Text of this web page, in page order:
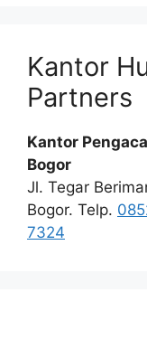
Kantor
Partners
Kantor
Bogor
Jl. Tegar
Bogor. Telp.
7324